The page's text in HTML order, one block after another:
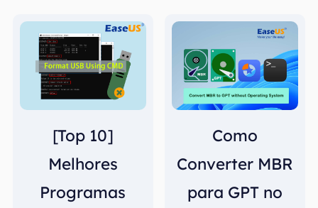
[Top 10]
Melhores
Programas
Como
Converter MBR
para GPT no